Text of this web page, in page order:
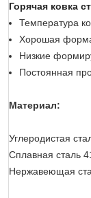
Горячая ковка
Температура
Хорошая
Низкие
Постоянная
Материал:
Углеродистая
Сплавная сталь
Нержавеющая